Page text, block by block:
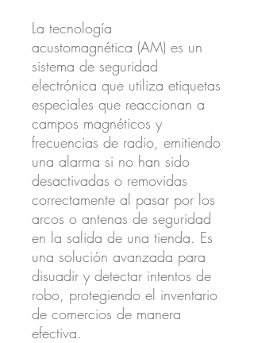
La tecnología
acustomagnética (AM) es un
sistema de seguridad
electrónica que utiliza etiquetas
especiales que reaccionan a
campos magnéticos y
frecuencias de radio, emitiendo
una alarma si no han sido
desactivadas o removidas
correctamente al pasar por los
arcos o antenas de seguridad
en la salida de una tienda. Es
una solución avanzada para
disuadir y detectar intentos de
robo, protegiendo el inventario
de comercios de manera
efectiva.